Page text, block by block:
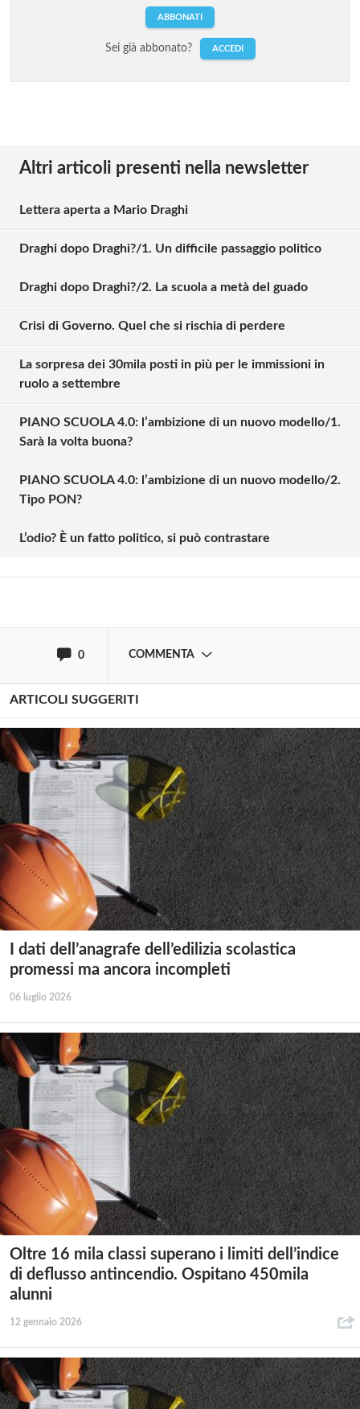
ABBONATI
Sei già abbonato? ACCEDI
Altri articoli presenti nella newsletter
Lettera aperta a Mario Draghi
Draghi dopo Draghi?/1. Un difficile passaggio politico
Draghi dopo Draghi?/2. La scuola a metà del guado
Crisi di Governo. Quel che si rischia di perdere
La sorpresa dei 30mila posti in più per le immissioni in
ruolo a settembre
PIANO SCUOLA 4.0: l’ambizione di un nuovo modello/1.
Sarà la volta buona?
PIANO SCUOLA 4.0: l’ambizione di un nuovo modello/2.
Tipo PON?
L’odio? È un fatto politico, si può contrastare
0 COMMENTA
Solo gli utenti registrati possono
commentare!
Effettua il Login o Registrati
ARTICOLI SUGGERITI
I dati dell’anagrafe dell’edilizia scolastica
promessi ma ancora incompleti
06 luglio 2026
Oltre 16 mila classi superano i limiti dell’indice
di deflusso antincendio. Ospitano 450mila
alunni
12 gennaio 2026